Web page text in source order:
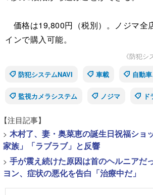
価格は19,800円（税別）。ノジマ全
インで購入可能。
《防犯シ
防犯システムNAVI
車載 自動
監視カメラシステム ノジマ
【注目記事】
> 木村了、妻・奥菜恵の誕生日祝福ショ
家族」「ラブラブ」と反響
> 手が震え続けた原因は首のヘルニアだ
ヨン、症状の悪化を告白「治療中だ」